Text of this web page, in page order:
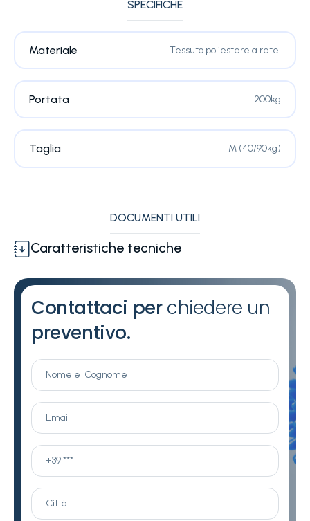
SPECIFICHE
Materiale Tessuto poliestere a rete.
Portata 200kg
Taglia M (40/90kg)
DOCUMENTI UTILI
Caratteristiche tecniche
Contattaci perchiedere un
preventivo.